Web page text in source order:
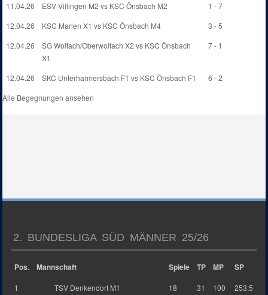
11.04.26 ESV Villingen M2 vs KSC Önsbach M2
1 - 7
12.04.26
KSC Marlen X1 vs KSC Önsbach M4
3 - 5
12.04.26
SG Wolfach/Oberwolfach X2 vs KSC Önsbach
X1
7 - 1
12.04.26 SKC Unterharmersbach F1 vs KSC Önsbach F1
6 - 2
Alle Begegnungen ansehen
2. BUNDESLIGA SÜD MÄNNER 25/26
Pos. Mannschaft Spiele TP MP SP
1 TSV Denkendorf M1 18 31 100 253,5